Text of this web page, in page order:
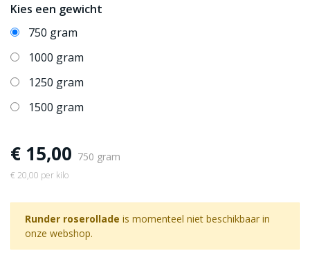
Kies een gewicht
750 gram
1000 gram
1250 gram
1500 gram
€ 15,00 750 gram
€ 20,00 per kilo
Runder roserollade is momenteel niet beschikbaar in
onze webshop.